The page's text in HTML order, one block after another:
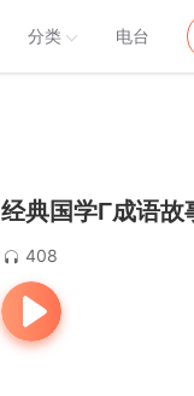
分类 电台
经典国学Γ成语故
408